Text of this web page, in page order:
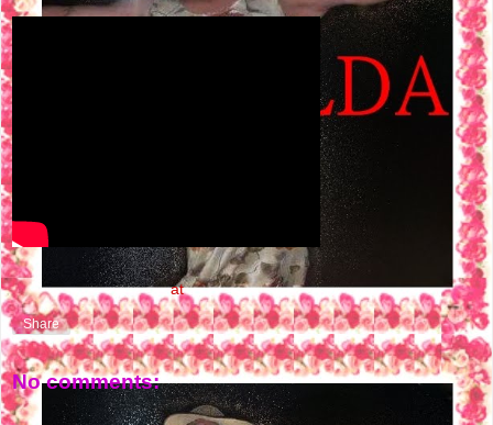
NASTY FLOW MUSIC at7:30 PM
Share
No comments: